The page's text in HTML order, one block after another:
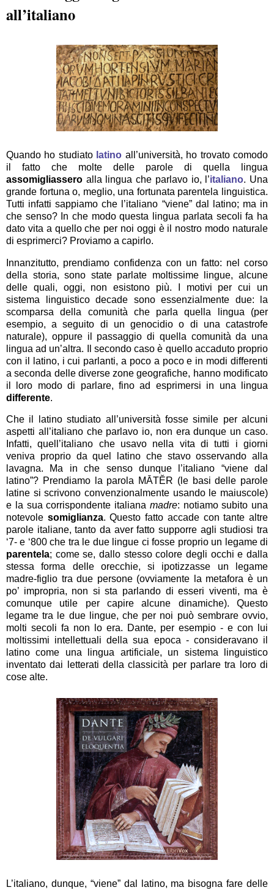
all’italiano
Quando ho studiato latino all’università, ho trovato comodo
il fatto che molte delle parole di quella lingua
assomigliassero alla lingua che parlavo io, l’italiano. Una
grande fortuna o, meglio, una fortunata parentela linguistica.
Tutti infatti sappiamo che l’italiano “viene” dal latino; ma in
che senso? In che modo questa lingua parlata secoli fa ha
dato vita a quello che per noi oggi è il nostro modo naturale
di esprimerci? Proviamo a capirlo.
Innanzitutto, prendiamo confidenza con un fatto: nel corso
della storia, sono state parlate moltissime lingue, alcune
delle quali, oggi, non esistono più. I motivi per cui un
sistema linguistico decade sono essenzialmente due: la
scomparsa della comunità che parla quella lingua (per
esempio, a seguito di un genocidio o di una catastrofe
naturale), oppure il passaggio di quella comunità da una
lingua ad un’altra. Il secondo caso è quello accaduto proprio
con il latino, i cui parlanti, a poco a poco e in modi differenti
a seconda delle diverse zone geografiche, hanno modificato
il loro modo di parlare, fino ad esprimersi in una lingua
differente.
Che il latino studiato all’università fosse simile per alcuni
aspetti all’italiano che parlavo io, non era dunque un caso.
Infatti, quell’italiano che usavo nella vita di tutti i giorni
veniva proprio da quel latino che stavo osservando alla
lavagna. Ma in che senso dunque l’italiano “viene dal
latino”? Prendiamo la parola MĀTĔR (le basi delle parole
latine si scrivono convenzionalmente usando le maiuscole)
e la sua corrispondente italiana madre: notiamo subito una
notevole somiglianza. Questo fatto accade con tante altre
parole italiane, tanto da aver fatto supporre agli studiosi tra
‘7- e ‘800 che tra le due lingue ci fosse proprio un legame di
parentela; come se, dallo stesso colore degli occhi e dalla
stessa forma delle orecchie, si ipotizzasse un legame
madre-figlio tra due persone (ovviamente la metafora è un
po’ impropria, non si sta parlando di esseri viventi, ma è
comunque utile per capire alcune dinamiche). Questo
legame tra le due lingue, che per noi può sembrare ovvio,
molti secoli fa non lo era. Dante, per esempio - e con lui
moltissimi intellettuali della sua epoca - consideravano il
latino come una lingua artificiale, un sistema linguistico
inventato dai letterati della classicità per parlare tra loro di
cose alte.
L’italiano, dunque, “viene” dal latino, ma bisogna fare delle